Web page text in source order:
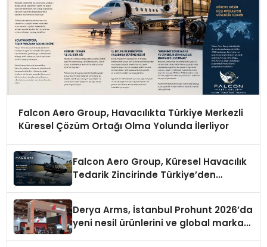
Falcon Aero Group, Havacılıkta Türkiye Merkezli
Küresel Çözüm Ortağı Olma Yolunda İlerliyor
Falcon Aero Group, Küresel Havacılık
Tedarik Zincirinde Türkiye’den
Derya Arms, İstanbul Prohunt 2026’da
yeni nesil ürünlerini ve global marka